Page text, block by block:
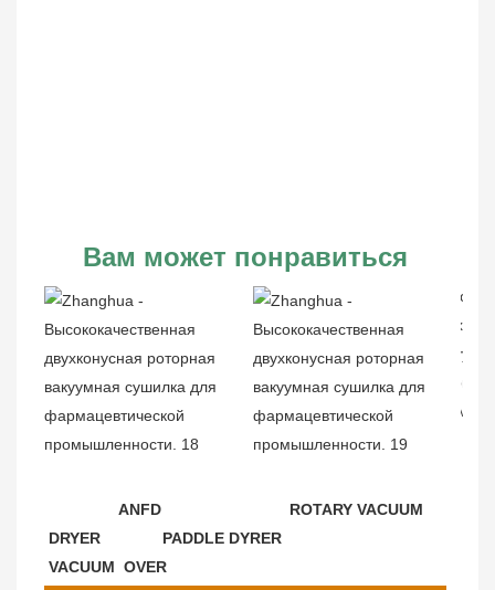
Вам может понравиться
ANFD                             ROTARY VACUUM
DRYER              PADDLE DYRER
VACUUM  OVER